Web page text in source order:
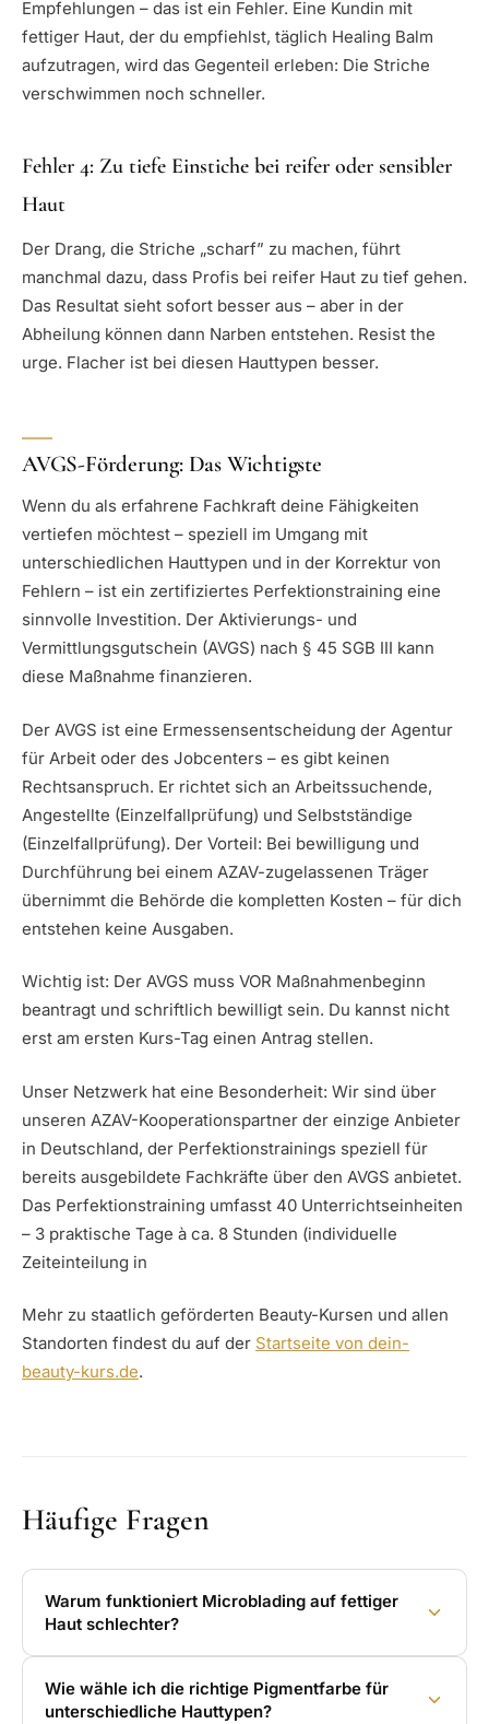
Empfehlungen – das ist ein Fehler. Eine Kundin mit
fettiger Haut, der du empfiehlst, täglich Healing Balm
aufzutragen, wird das Gegenteil erleben: Die Striche
verschwimmen noch schneller.
Fehler 4: Zu tiefe Einstiche bei reifer oder sensibler
Haut
Der Drang, die Striche „scharf” zu machen, führt
manchmal dazu, dass Profis bei reifer Haut zu tief gehen.
Das Resultat sieht sofort besser aus – aber in der
Abheilung können dann Narben entstehen. Resist the
urge. Flacher ist bei diesen Hauttypen besser.
AVGS-Förderung: Das Wichtigste
Wenn du als erfahrene Fachkraft deine Fähigkeiten
vertiefen möchtest – speziell im Umgang mit
unterschiedlichen Hauttypen und in der Korrektur von
Fehlern – ist ein zertifiziertes Perfektionstraining eine
sinnvolle Investition. Der Aktivierungs- und
Vermittlungsgutschein (AVGS) nach § 45 SGB III kann
diese Maßnahme finanzieren.
Der AVGS ist eine Ermessensentscheidung der Agentur
für Arbeit oder des Jobcenters – es gibt keinen
Rechtsanspruch. Er richtet sich an Arbeitssuchende,
Angestellte (Einzelfallprüfung) und Selbstständige
(Einzelfallprüfung). Der Vorteil: Bei bewilligung und
Durchführung bei einem AZAV-zugelassenen Träger
übernimmt die Behörde die kompletten Kosten – für dich
entstehen keine Ausgaben.
Wichtig ist: Der AVGS muss VOR Maßnahmenbeginn
beantragt und schriftlich bewilligt sein. Du kannst nicht
erst am ersten Kurs-Tag einen Antrag stellen.
Unser Netzwerk hat eine Besonderheit: Wir sind über
unseren AZAV-Kooperationspartner der einzige Anbieter
in Deutschland, der Perfektionstrainings speziell für
bereits ausgebildete Fachkräfte über den AVGS anbietet.
Das Perfektionstraining umfasst 40 Unterrichtseinheiten
– 3 praktische Tage à ca. 8 Stunden (individuelle
Zeiteinteilung in
Mehr zu staatlich geförderten Beauty-Kursen und allen
Standorten findest du auf der Startseite von dein-
beauty-kurs.de.
Häufige Fragen
Warum funktioniert Microblading auf fettiger
Haut schlechter?
Wie wähle ich die richtige Pigmentfarbe für
unterschiedliche Hauttypen?